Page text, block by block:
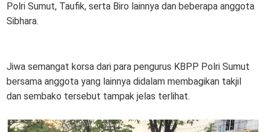
Polri Sumut, Taufik, serta Biro lainnya dan beberapa anggota
Sibhara.
Jiwa semangat korsa dari para pengurus KBPP Polri Sumut
bersama anggota yang lainnya didalam membagikan takjil
dan sembako tersebut tampak jelas terlihat.